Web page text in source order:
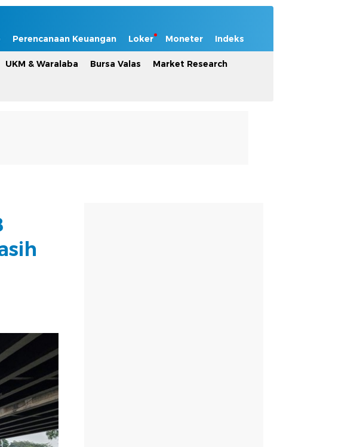
Perencanaan Keuangan Loker Moneter Indeks
UKM & Waralaba Bursa Valas Market Research